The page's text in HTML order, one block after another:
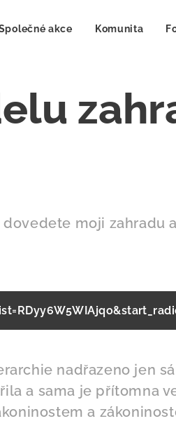
akce Komunita
moji zahradu
nadřazeno jen
a sama je přítomna
a